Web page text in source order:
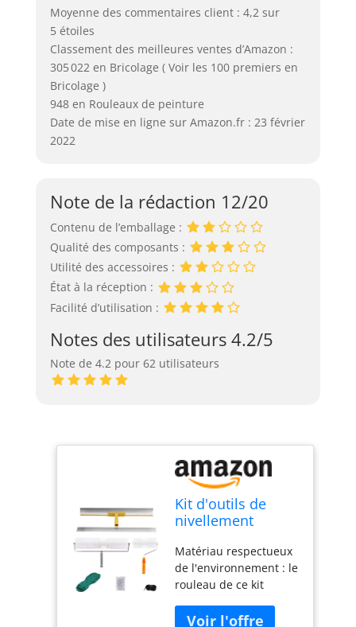
Moyenne des commentaires client : 4,2 sur
5 étoiles
Classement des meilleures ventes d’Amazon :
305 022 en Bricolage ( Voir les 100 premiers en
Bricolage )
948 en Rouleaux de peinture
Date de mise en ligne sur Amazon.fr : 23 février
2022
Note de la rédaction 12/20
Contenu de l’emballage :
Qualité des composants :
Utilité des accessoires :
État à la réception :
Facilité d’utilisation :
Notes des utilisateurs 4.2/5
Note de 4.2 pour 62 utilisateurs
Kit d'outils de
nivellement
ciment avec
chaussures à
pointes et rouleau
pour enlever les
bulles (28 mm)
Matériau respectueux
de l'environnement : le
rouleau de ce kit
auto-nivelant est